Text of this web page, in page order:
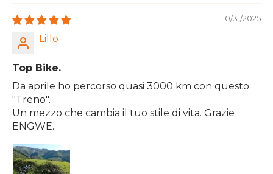
10/31/2025
Lillo
Top Bike.
Da aprile ho percorso quasi 3000 km con questo
"Treno".
Un mezzo che cambia il tuo stile di vita. Grazie
ENGWE.